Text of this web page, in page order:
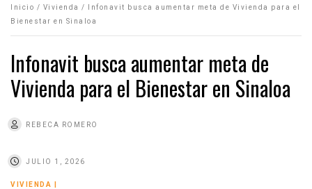
Inicio / Vivienda /
Infonavit busca aumentar meta de Vivienda para el
Bienestar en Sinaloa
Infonavit busca aumentar meta de
Vivienda para el Bienestar en Sinaloa
REBECA ROMERO
JULIO 1, 2026
VIVIENDA